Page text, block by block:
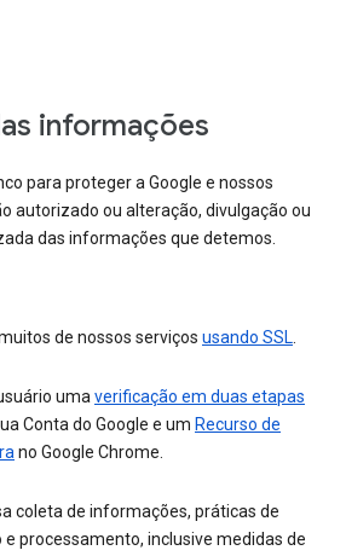
informações
para proteger a Google e nossos
autorizado ou alteração, divulgação ou
das informações que detemos.
de nossos serviços usando SSL.
umaverificação em duas etapas
Conta do Google e um Recurso de
no Google Chrome.
coleta de informações, práticas de
processamento, inclusive medidas de